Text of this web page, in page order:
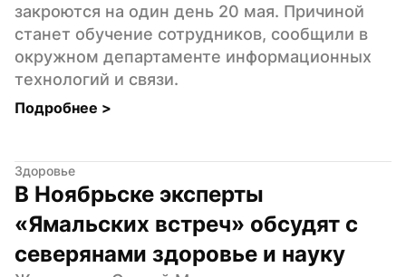
закроются на один день 20 мая. Причиной
станет обучение сотрудников, сообщили в
окружном департаменте информационных
технологий и связи.
Подробнее >
Здоровье
В Ноябрьске эксперты
«Ямальских встреч» обсудят с
северянами здоровье и науку